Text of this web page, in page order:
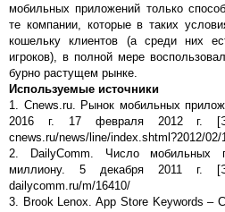
мобильных приложений только
те компании, которые в таких
кошельку клиентов (а среди них
игроков), в полной мере
бурно растущем рынке.
Используемые источники
1. Cnews.ru. Рынок мобильных
2016 г. 17 февраля 2012 г.
cnews.ru/news/line/index.shtml?2012/02/
2. DailyComm. Число мобильных
миллиону. 5 декабря 2011 г.
dailycomm.ru/m/16410/
3. Brook Lenox. App Store Keywords –